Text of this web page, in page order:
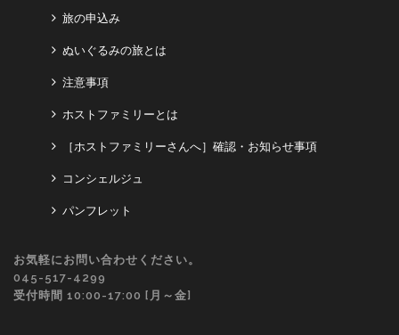
旅の申込み
ぬいぐるみの旅とは
注意事項
ホストファミリーとは
［ホストファミリーさんへ］確認・お知らせ事項
コンシェルジュ
パンフレット
お気軽にお問い合わせください。
045-517-4299
受付時間 10:00-17:00 [月～金]